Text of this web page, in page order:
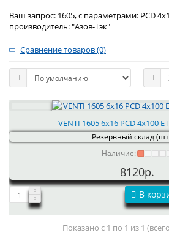
Ваш запрос: 1605, с параметрами: PCD
производитель: "Азов-Тэк"
Сравнение товаров (0)
VENTI 1605 6x16 PCD 4x100
Резервный склад
Наличие:
8120р.
В
Показано с 1 по 1 из 1